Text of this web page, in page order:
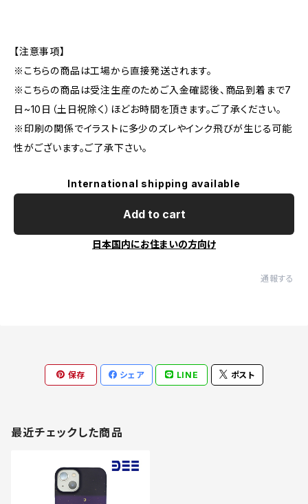
【注意事項】
※こちらの商品は工場から直接発送されます。
※こちらの商品は受注生産のためご入金確認後、商品到着まで7
日~10日（土日祝除く）ほどお時間を頂きます。ご了承ください。
※印刷の関係でイラストに多少のズレやインク飛びが生じる可能
性がございます。ご了承下さい。
International shipping available
Add to cart
日本国内にお住まいの方向け
通報する
保存 シェア LINE ポスト
最近チェックした商品